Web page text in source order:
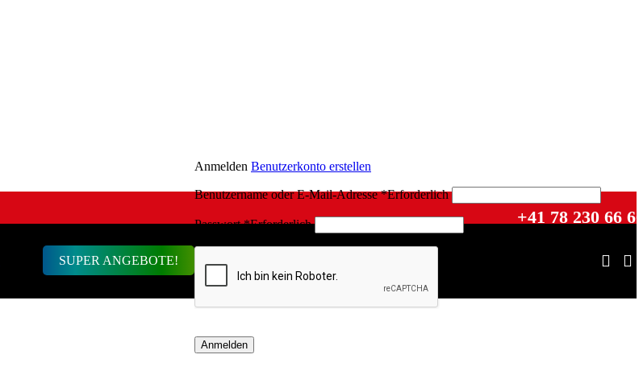
+41 78 230 66
SUPER ANGEBOTE!
Anmelden Benutzerkonto erstellen
Benutzername oder E-Mail-Adresse*Erforderlich
Passwort*Erforderlich
Anmelden